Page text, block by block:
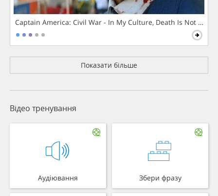
Captain America: Civil War - In My Culture, Death Is Not The
Показати більше
Відео тренування
Аудіювання Збери фразу